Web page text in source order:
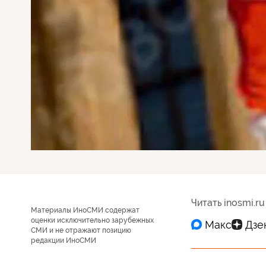
Материалы ИноСМИ содержат
оценки исключительно зарубежных
СМИ и не отражают позицию
редакции ИноСМИ
Читать inosmi.ru